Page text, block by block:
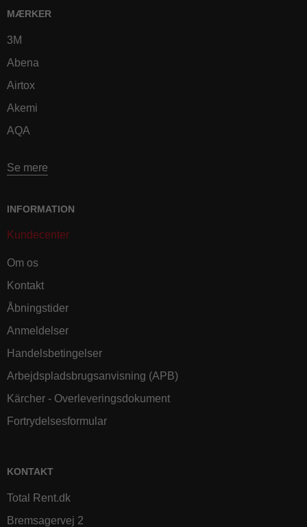
MÆRKER
3M
Abena
Airtox
Akemi
AQA
Se mere
INFORMATION
Kundecenter
Om os
Kontakt
Åbningstider
Anmeldelser
Handelsbetingelser
Arbejdspladsbrugsanvisning (APB)
Kärcher - Overleveringsdokument
Fortrydelsesformular
KONTAKT
Total Rent.dk
Bremsagervej 2